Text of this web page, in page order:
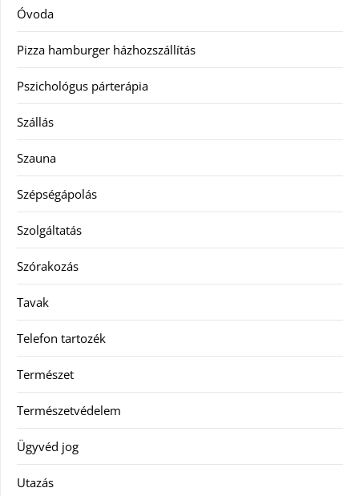
Óvoda
Pizza hamburger házhozszállítás
Pszichológus párterápia
Szállás
Szauna
Szépségápolás
Szolgáltatás
Szórakozás
Tavak
Telefon tartozék
Természet
Természetvédelem
Ügyvéd jog
Utazás